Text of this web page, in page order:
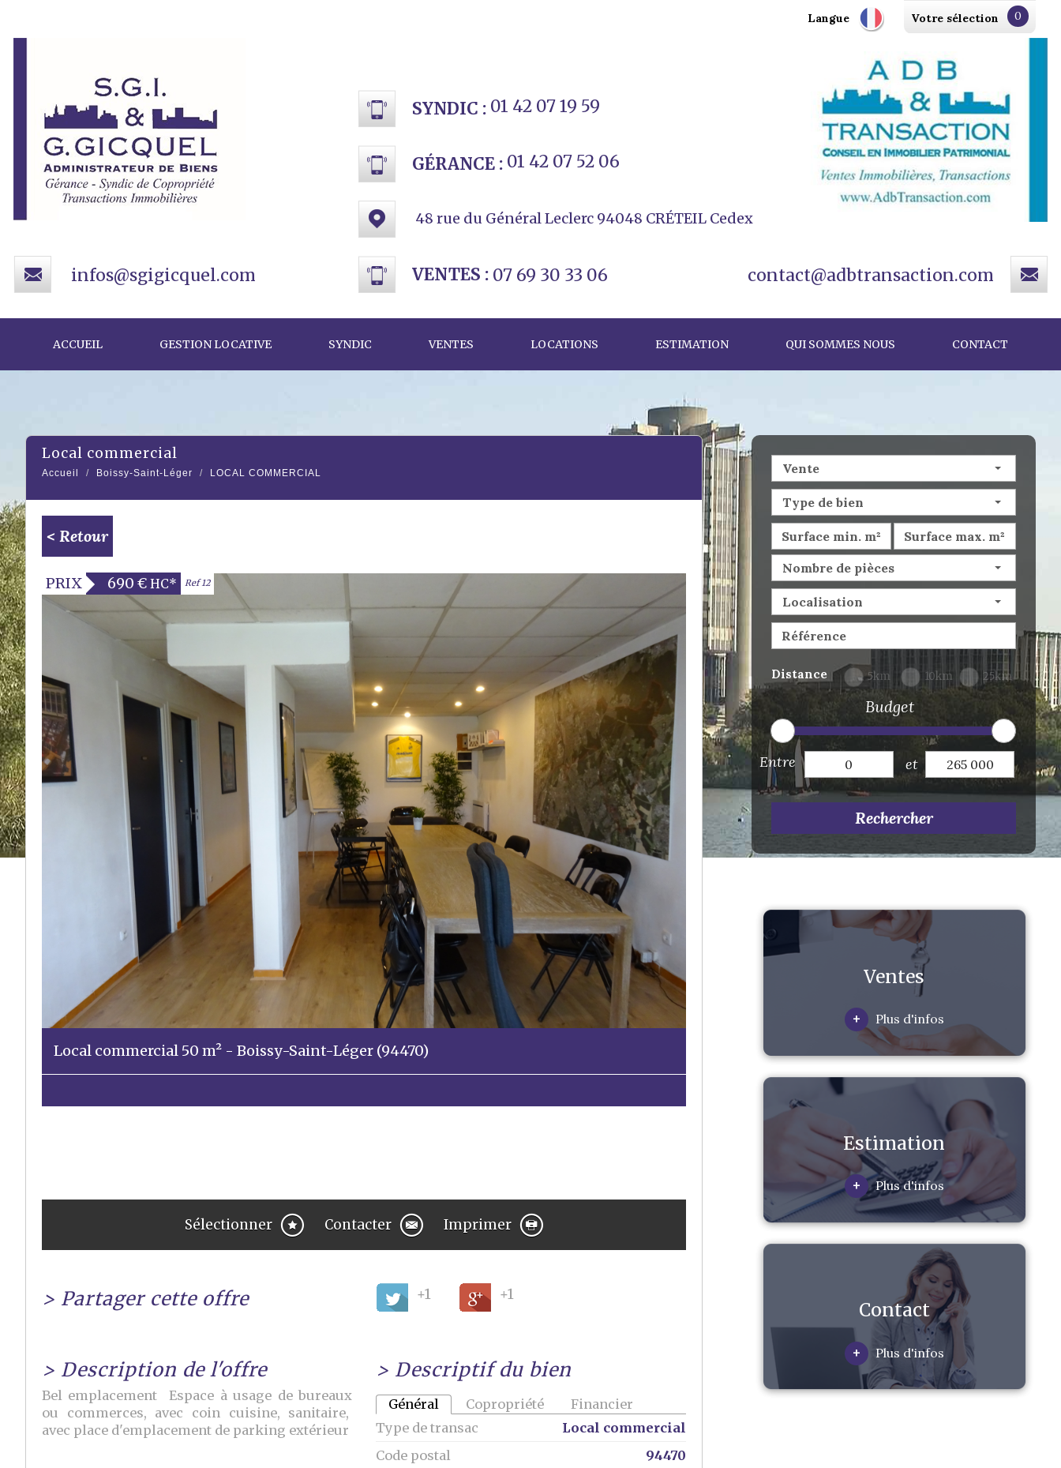
Langue Votre sélection 0
SYNDIC : 01 42 07 19 59
GÉRANCE : 01 42 07 52 06
48 rue du Général Leclerc 94048 CRÉTEIL Cedex
infos@sgigicquel.com VENTES : 07 69 30 33 06 contact@adbtransaction.com
ACCUEIL GESTION LOCATIVE SYNDIC VENTES LOCATIONS ESTIMATION QUI SOMMES NOUS CONTACT
Vente
Type de bien
Nombre de pièces
Localisation
Distance 5km 10km 25km
Budget
Entre et
Rechercher
local commercial
Accueil Boissy-Saint-Léger LOCAL COMMERCIAL
< Retour
Local commercial 50 m² - Boissy-Saint-Léger (94470)
PRIX 690 € HC* Ref 12
Sélectionner Contacter Imprimer
> Partager cette offre +1 +1
> Description de l'offre
Bel emplacement Espace à usage de bureaux
ou commerces, avec coin cuisine, sanitaire,
avec place d'emplacement de parking extérieur
> Descriptif du bien
Général Copropriété
Financier
Type de transac
Local commercial
Code postal
94470
Ventes
+ Plus d'infos
Estimation
+ Plus d'infos
Contact
+ Plus d'infos